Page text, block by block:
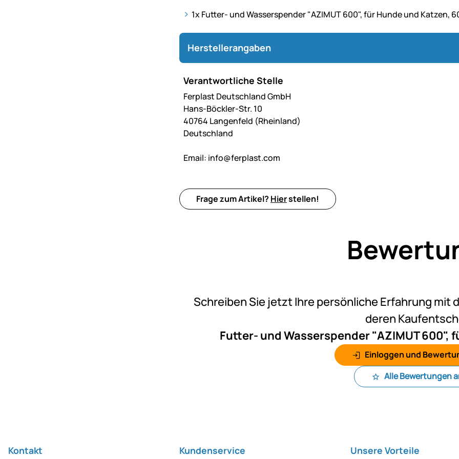
1x Futter- und Wasserspender "AZIMUT 600", für Hunde und Katzen,
Herstellerangaben
Verantwortliche Stelle
Ferplast Deutschland GmbH
Hans-Böckler-Str. 10
40764 Langenfeld (Rheinland)
Deutschland
Email: info@ferplast.com
Frage zum Artikel? Hierstellen!
Schreiben Sie jetzt Ihre persönliche Erfahrung mit
deren
Futter- und Wasserspender "AZIMUT 600",
Einloggen und
Alle Bewertungen
Kontakt Kundenservice Unsere Vorteile